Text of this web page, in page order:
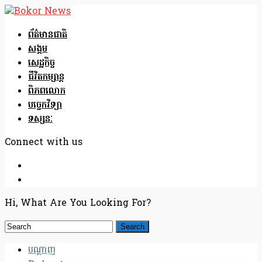
ព័ត៌មានជាតិ
សង្គម
សេដ្ឋកិច្ច
ជីវិតកម្សាន្ត
ពិភពលោក
បច្ចេកវិទ្យា
ទស្សនៈ
Connect with us
Hi, What Are You Looking For?
បណ្តាញ